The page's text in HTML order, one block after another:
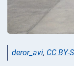
deror_avi, CC BY-